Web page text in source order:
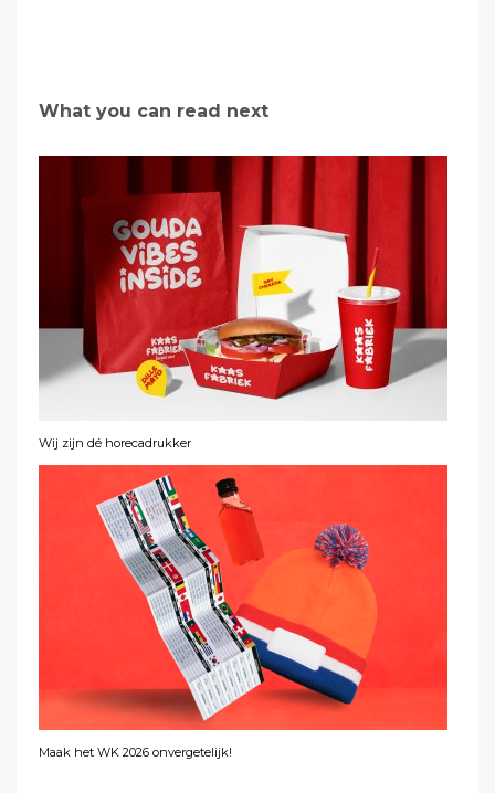
What you can read next
Wij zijn dé horecadrukker
Maak het WK 2026 onvergetelijk!